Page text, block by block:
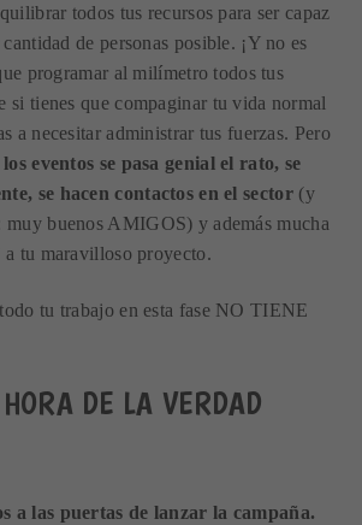
todos tus recursos para ser capaz
de personas posible. ¡Y no es
programar al milímetro todos tus
si tienes que compaginar tu vida normal
a necesitar administrar tus fuerzas. Pero
los eventos se pasa genial el rato, se
se hacen contactos en el sector(y
muy buenos AMIGOS) y además mucha
a tu maravilloso proyecto.
tu trabajo en esta fase NO TIENE
DE LA VERDAD
a las puertas de lanzar la campaña.